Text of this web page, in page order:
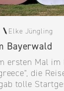
Elke Jüngling
Bayerwald
ersten Mal im
die
tolle